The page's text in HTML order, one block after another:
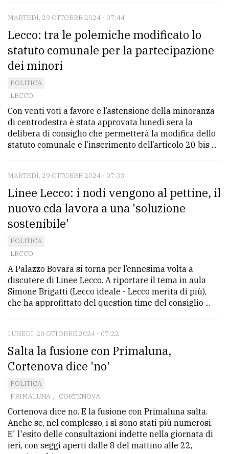
MARTEDÌ, 29 OTTOBRE 2024 - 07:44
Lecco: tra le polemiche modificato lo
statuto comunale per la partecipazione
dei minori
POLITICA
LECCO
Con venti voti a favore e l’astensione della minoranza
di centrodestra è stata approvata lunedì sera la
delibera di consiglio che permetterà la modifica dello
statuto comunale e l’inserimento dell’articolo 20 bis ...
MARTEDÌ, 29 OTTOBRE 2024 - 07:33
Linee Lecco: i nodi vengono al pettine, il
nuovo cda lavora a una 'soluzione
sostenibile'
POLITICA
LECCO
A Palazzo Bovara si torna per l’ennesima volta a
discutere di Linee Lecco. A riportare il tema in aula
Simone Brigatti (Lecco ideale - Lecco merita di più),
che ha approfittato del question time del consiglio ...
LUNEDÌ, 28 OTTOBRE 2024 - 07:22
Salta la fusione con Primaluna,
Cortenova dice 'no'
POLITICA
PRIMALUNA , CORTENOVA
Cortenova dice no. E la fusione con Primaluna salta.
Anche se, nel complesso, i sì sono stati più numerosi.
E' l'esito delle consultazioni indette nella giornata di
ieri, con seggi aperti dalle 8 del mattino alle 22,